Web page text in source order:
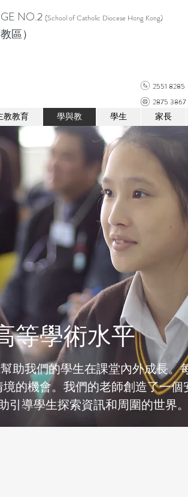
NO.2 (School of Catholic Diocese Hong Kong)
區）
2551 8285
2875 3867
教教育 學與教 學生 家長
等學術水平
助我們的學生在課堂內外成長。
的機會。我們的老師創造了一個
引導學生探索資訊和周圍的世界。